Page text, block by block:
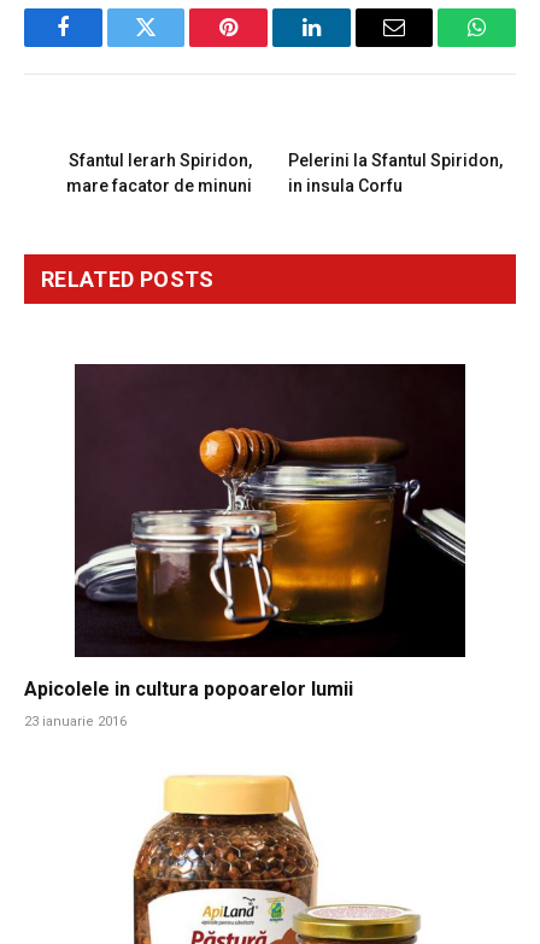
FacebookTwitter Pinterest LinkedInEmail
Sfantul Ierarh Spiridon,
mare facator de minuni
Pelerini la Sfantul Spiridon,
in insula Corfu
RELATED POSTS
Apicolele in cultura popoarelor lumii
23 ianuarie 2016